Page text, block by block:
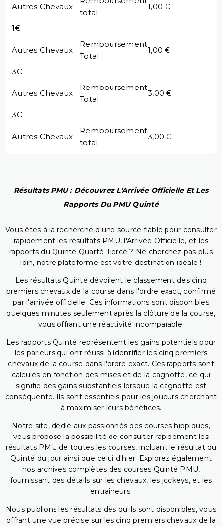
Autres Chevaux
total
1,00 €
1€
Autres Chevaux
Remboursement
Total
1,00 €
3€
Autres Chevaux
Remboursement
Total
3,00 €
3€
Autres Chevaux
Remboursement
total
3,00 €
Résultats PMU : Découvrez L'Arrivée Officielle Et Les
Rapports Du PMU Quinté
Vous êtes à la recherche d'une source fiable pour consulter
rapidement les résultats PMU, l'Arrivée Officielle, et les
rapports du Quinté Quarté Tiercé ? Ne cherchez pas plus
loin, notre plateforme est votre destination idéale !
Les résultats Quinté dévoilent le classement des cinq
premiers chevaux de la course dans l'ordre exact, confirmé
par l'arrivée officielle. Ces informations sont disponibles
quelques minutes seulement après la clôture de la course,
vous offrant une réactivité incomparable.
Les rapports Quinté représentent les gains potentiels pour
les parieurs qui ont réussi à identifier les cinq premiers
chevaux de la course dans l'ordre exact. Ces rapports sont
calculés en fonction des mises et de la cagnotte, ce qui
signifie des gains substantiels lorsque la cagnotte est
conséquente. Ils sont essentiels pour les joueurs cherchant
à maximiser leurs bénéfices.
Notre site, dédié aux passionnés des courses hippiques,
vous propose la possibilité de consulter rapidement les
résultats PMU de toutes les courses, incluant le résultat du
Quinté du jour ainsi que celui d'hier. Explorez également
nos archives complètes des courses Quinté PMU,
fournissant des détails sur les chevaux, les jockeys, et les
entraîneurs.
Nous publions les résultats dès qu'ils sont disponibles, vous
offrant une vue précise sur les cinq premiers chevaux de la